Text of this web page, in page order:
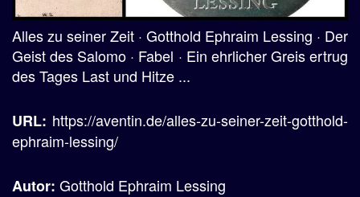
Alles zu seiner Zeit · Gotthold Ephraim Lessing · Der
Geist des Salomo · Fabel · Ein ehrlicher Greis ertrug
des Tages Last und Hitze ...
URL: https://aventin.de/alles-zu-seiner-zeit-gotthold-
ephraim-lessing/
Autor: Gotthold Ephraim Lessing